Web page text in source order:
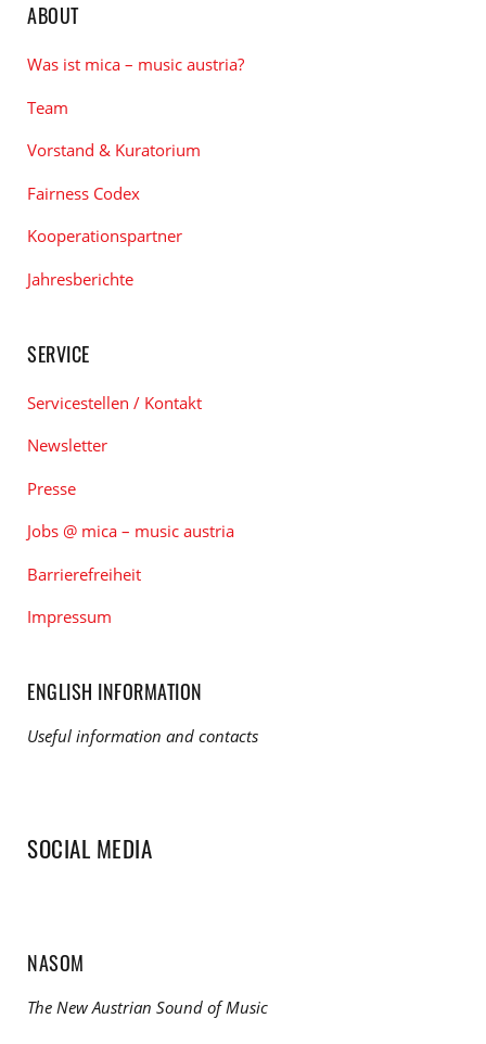
ABOUT
Was ist mica – music austria?
Team
Vorstand & Kuratorium
Fairness Codex
Kooperationspartner
Jahresberichte
SERVICE
Servicestellen / Kontakt
Newsletter
Presse
Jobs @ mica – music austria
Barrierefreiheit
Impressum
ENGLISH INFORMATION
Useful information and contacts
SOCIAL MEDIA
NASOM
The New Austrian Sound of Music